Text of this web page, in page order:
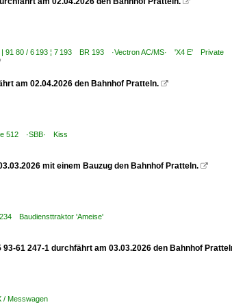

| 91 80 / 6 193 ¦ 7 193 BR 193 ·Vectron AC/MS· 'X4 E' Private
am 02.04.2026 den Bahnhof Pratteln. 
512 ·SBB· Kiss
mit einem Bauzug den Bahnhof Pratteln. 
Baudiensttraktor 'Ameise'
61 247-1 durchfährt am 03.03.2026 den Bahnhof
/ Messwagen